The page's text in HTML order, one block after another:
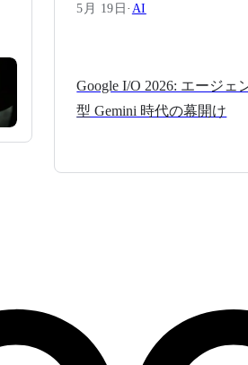
5月 19日 · AI
Google I/O 2026: エージェ
型 Gemini 時代の幕開け